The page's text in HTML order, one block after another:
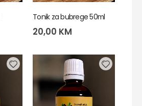
Tonik za bubrege 50ml
20,00 KM